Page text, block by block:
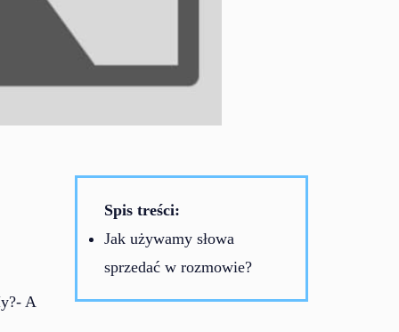
Spis treści:
Jak używamy słowa
sprzedać w rozmowie?
A